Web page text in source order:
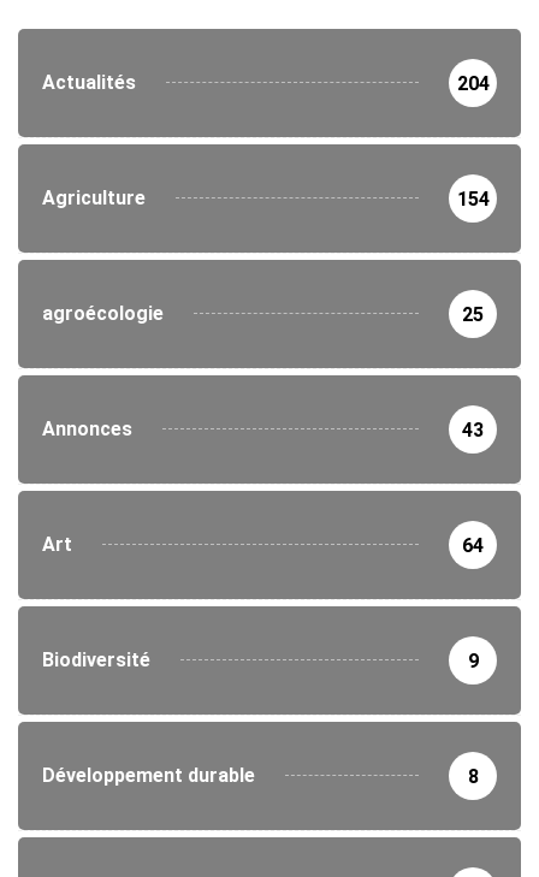
Actualités 204
Agriculture 154
agroécologie 25
Annonces 43
Art 64
Biodiversité 9
Développement durable 8